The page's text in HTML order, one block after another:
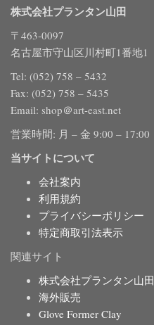
株式会社プランタン山田
〒463-0097
名古屋市守山区川村町1番地1
Tel: (052) 758 – 5432
Fax: (052) 758 – 5435
Email: shop＠art-east.net
営業時間: 月 – 金 9:00 – 17:00
当サイトについて
会社案内
利用規約
プライバシーポリシー
特定商取引法表示
関連サイト
株式会社プランタン山田
海外販売
Glove Former Clay